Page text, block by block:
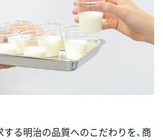
する明治の品質へのこだわりを、商